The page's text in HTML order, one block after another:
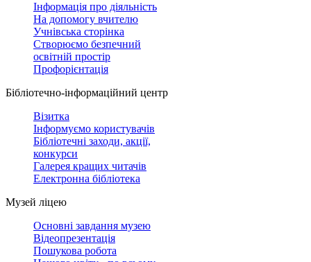
Інформація про діяльність
На допомогу вчителю
Учнівська сторінка
Створюємо безпечний
освітній простір
Профорієнтація
Бібліотечно-інформаційний центр
Візитка
Інформуємо користувачів
Бібліотечні заходи, акції,
конкурси
Галерея кращих читачів
Електронна бібліотека
Музей ліцею
Основні завдання музею
Відеопрезентація
Пошукова робота